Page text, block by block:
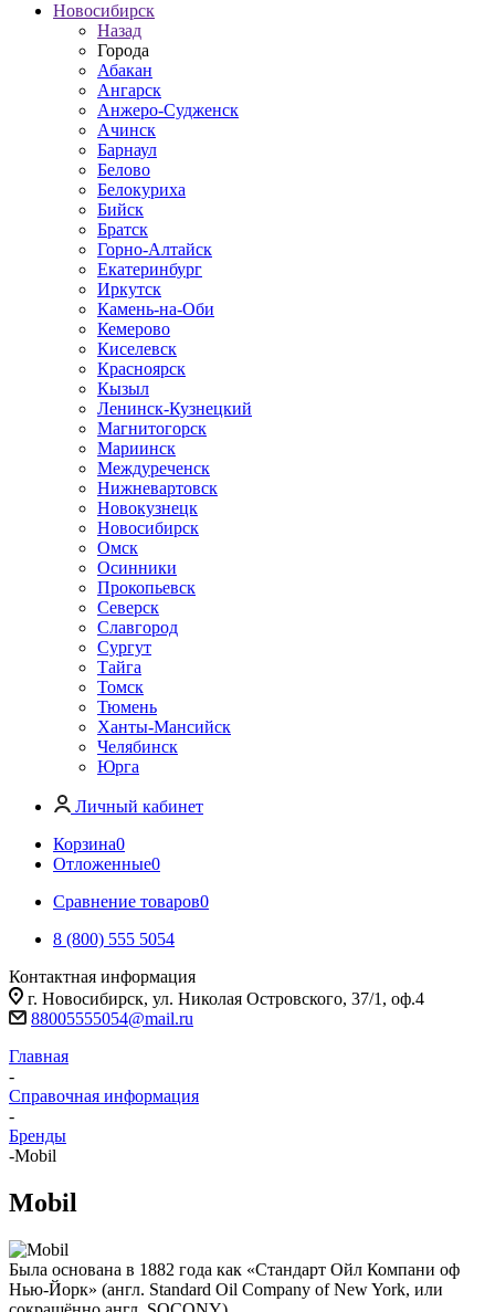
Новосибирск
Назад
Города
Абакан
Ангарск
Анжеро-Судженск
Ачинск
Барнаул
Белово
Белокуриха
Бийск
Братск
Горно-Алтайск
Екатеринбург
Иркутск
Камень-на-Оби
Кемерово
Киселевск
Красноярск
Кызыл
Ленинск-Кузнецкий
Магнитогорск
Мариинск
Междуреченск
Нижневартовск
Новокузнецк
Новосибирск
Омск
Осинники
Прокопьевск
Северск
Славгород
Сургут
Тайга
Томск
Тюмень
Ханты-Мансийск
Челябинск
Юрга
Личный кабинет
Корзина0
Отложенные0
Сравнение товаров0
8 (800) 555 5054
Контактная информация
г. Новосибирск, ул. Николая Островского, 37/1, оф.4
88005555054@mail.ru
Главная
-
Справочная информация
-
Бренды
-Mobil
Mobil
Была основана в 1882 года как «Стандарт Ойл Компани оф
Нью-Йорк» (англ. Standard Oil Company of New York, или